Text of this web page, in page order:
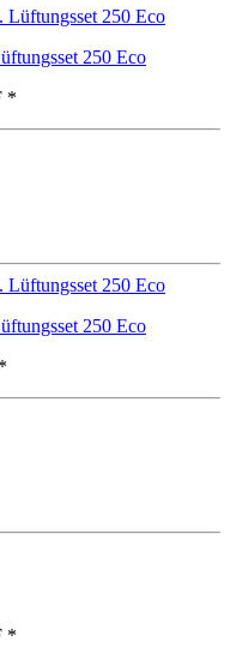
250 Eco
*
250 Eco
*
*